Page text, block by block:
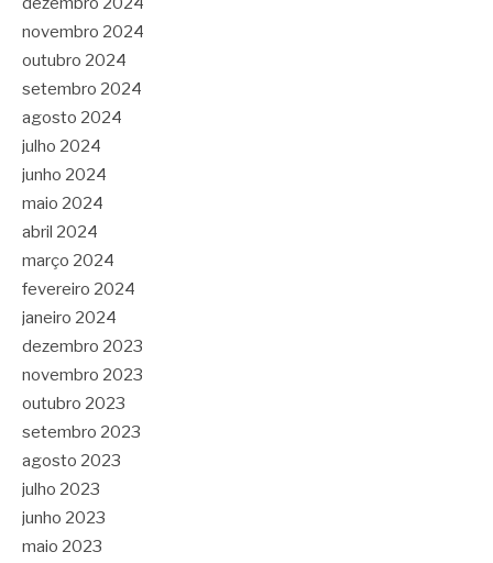
novembro 2024
outubro 2024
setembro 2024
agosto 2024
julho 2024
junho 2024
maio 2024
abril 2024
março 2024
fevereiro 2024
janeiro 2024
dezembro 2023
novembro 2023
outubro 2023
setembro 2023
agosto 2023
julho 2023
junho 2023
maio 2023